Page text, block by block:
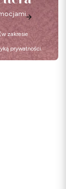
(w zakresie
prywatności.